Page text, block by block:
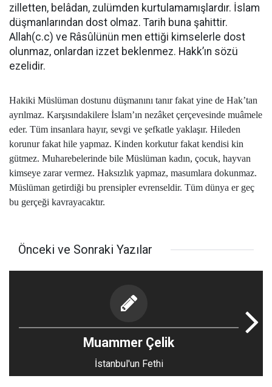
zilletten, belâdan, zulümden kurtulamamışlardır. İslam
düşmanlarından dost olmaz. Tarih buna şahittir.
Allah(c.c) ve Râsûlünün men ettiği kimselerle dost
olunmaz, onlardan izzet beklenmez. Hakk’ın sözü
ezelidir.
Hakiki Müslüman dostunu düşmanını tanır fakat yine de Hak’tan
ayrılmaz. Karşısındakilere İslam’ın nezâket çerçevesinde muâmele
eder. Tüm insanlara hayır, sevgi ve şefkatle yaklaşır. Hileden
korunur fakat hile yapmaz. Kinden korkutur fakat kendisi kin
gütmez. Muharebelerinde bile Müslüman kadın, çocuk, hayvan
kimseye zarar vermez. Haksızlık yapmaz, masumlara dokunmaz.
Müslüman getirdiği bu prensipler evrenseldir. Tüm dünya er geç
bu gerçeği kavrayacaktır.
Önceki ve Sonraki Yazılar
Muammer Çelik
İstanbul'un Fethi